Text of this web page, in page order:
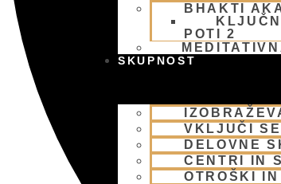
BHAKTI
POTI 2
SKUPNOST
VKLJUČI SE
DELOVNE
CENTRI IN
OTROŠKI